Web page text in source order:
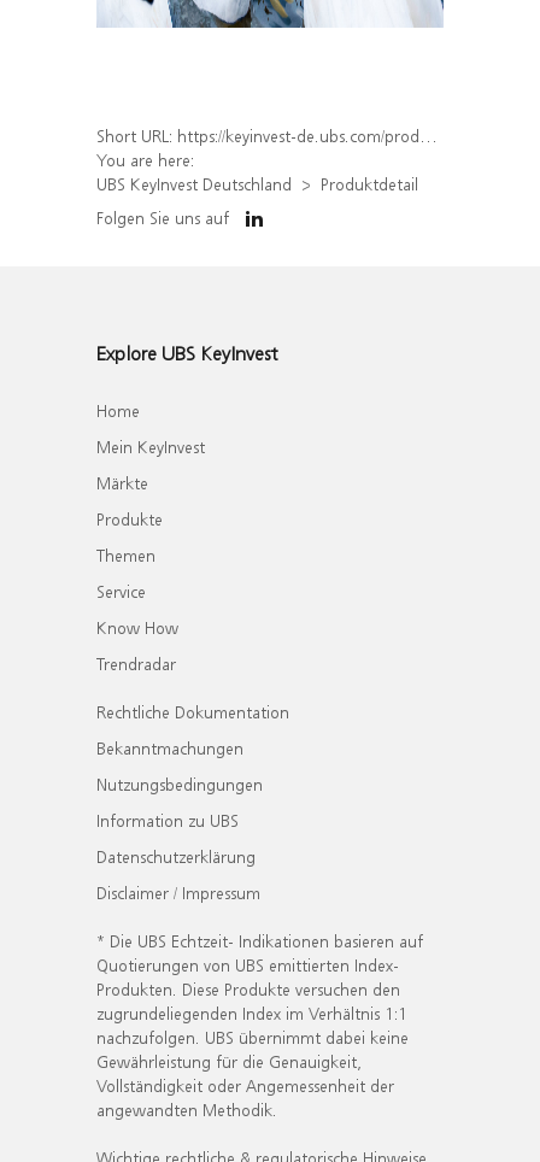
Short URL: https://keyinvest-de.ubs.com/produkt/detail/index/isin/DE000WA8AX85
You are here:
UBS KeyInvest Deutschland
Produktdetail
Folgen Sie uns auf
Explore UBS KeyInvest
Home
Mein KeyInvest
Märkte
Produkte
Themen
Service
Know How
Trendradar
Rechtliche Dokumentation
Bekanntmachungen
Nutzungsbedingungen
Information zu UBS
Datenschutzerklärung
Disclaimer / Impressum
* Die UBS Echtzeit- Indikationen basieren auf
Quotierungen von UBS emittierten Index-
Produkten. Diese Produkte versuchen den
zugrundeliegenden Index im Verhältnis 1:1
nachzufolgen. UBS übernimmt dabei keine
Gewährleistung für die Genauigkeit,
Vollständigkeit oder Angemessenheit der
angewandten Methodik.